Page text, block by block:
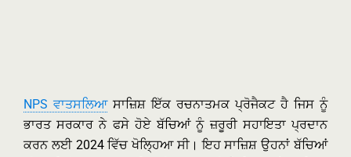
NPS ਵਾਤਸਲਿਆਸਾਜ਼ਿਸ਼ ਇੱਕ ਰਚਨਾਤਮਕ ਪ੍ਰੋਜੈਕਟ ਹੈ ਜਿਸ ਨੂੰ
ਭਾਰਤ ਸਰਕਾਰ ਨੇ ਫਸੇ ਹੋਏ ਬੱਚਿਆਂ ਨੂੰ ਜ਼ਰੂਰੀ ਸਹਾਇਤਾ ਪ੍ਰਦਾਨ
ਕਰਨ ਲਈ 2024 ਵਿੱਚ ਖੋਲ੍ਹਿਆ ਸੀ। ਇਹ ਸਾਜ਼ਿਸ਼ ਉਹਨਾਂ ਬੱਚਿਆਂ